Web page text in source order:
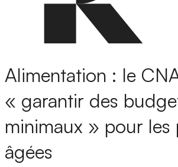
Alimentation : le
« garantir des
minimaux » pour les
âgées